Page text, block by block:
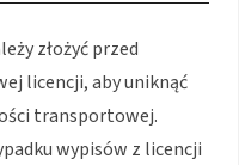
złożyć przed
licencji, aby uniknąć
transportowej.
wypisów z licencji